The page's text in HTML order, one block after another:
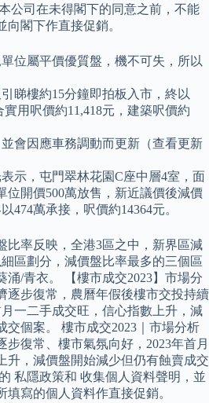
公司在未得閣下的同意之前，不能
閣下作直接促銷。
位屬平價優質盤，機不可失，所以
睇樓約15分鐘即拍板入市，終以
實用呎價約11,418元，建築呎價約
會因應車務調動而更新（查看更新
示，屯門翠林花園C座中層4室，面
位開價500萬放售，新近議價後減價
474萬承接，呎價約14364元。
比率反映，全港3區之中，新界區減
區劃分，減價盤比率最多的三個區
涌/青衣。 【樓市成交2023】市場分
逐步復常，農曆年假後樓市交投持續
一二手成交旺，信心指數上升，減
交個案。 樓市成交2023｜市場分析
復常、樓市氣氛向好，2023年首月
升，減價盤開始減少但仍有蝕賣成交
私隱政策和 收集個人資料聲明，並
寫的個人資料作直接促銷。